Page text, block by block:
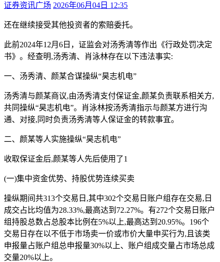
证券资讯广场 2026年06月04日 12:35
还在继续接受其他投资者的索赔委托。
此前2024年12月6日，证监会对汤秀清等作出《行政处罚决定
书》。经查明,汤秀清、肖泳林存在以下违法事实:
一、汤秀清、颜某合谋操纵“昊志机电”
汤秀清与颜某商议,由汤秀清支付保证金,颜某负责联系相关方,
共同操纵“昊志机电”。肖泳林按汤秀清指示与颜某方进行沟
通、对接,同时负责汤秀清等人保证金的转款事宜。
二、颜某等人实施操纵“昊志机电”
收取保证金后,颜某等人先后使用了1
(一)集中资金优势、持股优势连续买卖
操纵期间共313个交易日,其中302个交易日账户组存在交易,日
成交占比均值为28.33%,最高达到72.27%。有272个交易日账户
组持股总数占总股本比例在5%以上,最高达到20.95%。196个
交易日存在以不低于市场卖一价或市价大量申买行为,且该类
申报量占账户组总申报量30%以上、账户组成交量占市场总成
交量20%以上。